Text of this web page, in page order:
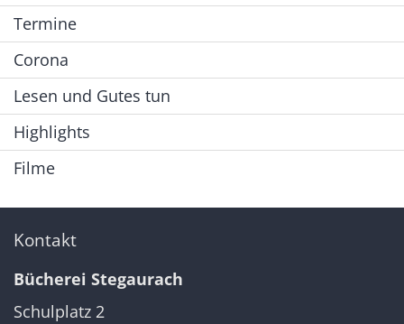
Termine
Corona
Lesen und Gutes tun
Highlights
Filme
Kontakt
Bücherei Stegaurach
Schulplatz 2